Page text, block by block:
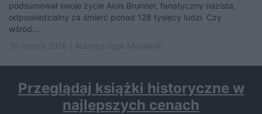
podsumował swoje życie Alois Brunner, fanatyczny nazista,
odpowiedzialny za śmierć ponad 128 tysięcy ludzi. Czy
wśród...
Przeglądaj książki historyczne w
najlepszych cenach